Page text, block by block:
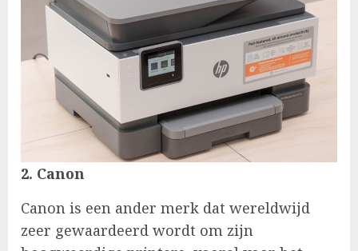
2. Canon
Canon is een ander merk dat wereldwijd
zeer gewaardeerd wordt om zijn